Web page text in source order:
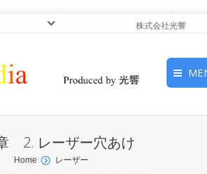
株式会社光響
ピックアップ
2. レーザー穴あけ
Home
レーザー